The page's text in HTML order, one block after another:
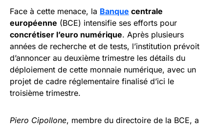
Face à cette menace, la Banque centrale
européenne (BCE) intensifie ses efforts pour
concrétiser l’euro numérique. Après plusieurs
années de recherche et de tests, l’institution prévoit
d’annoncer au deuxième trimestre les détails du
déploiement de cette monnaie numérique, avec un
projet de cadre réglementaire finalisé d’ici le
troisième trimestre.
Piero Cipollone, membre du directoire de la BCE, a